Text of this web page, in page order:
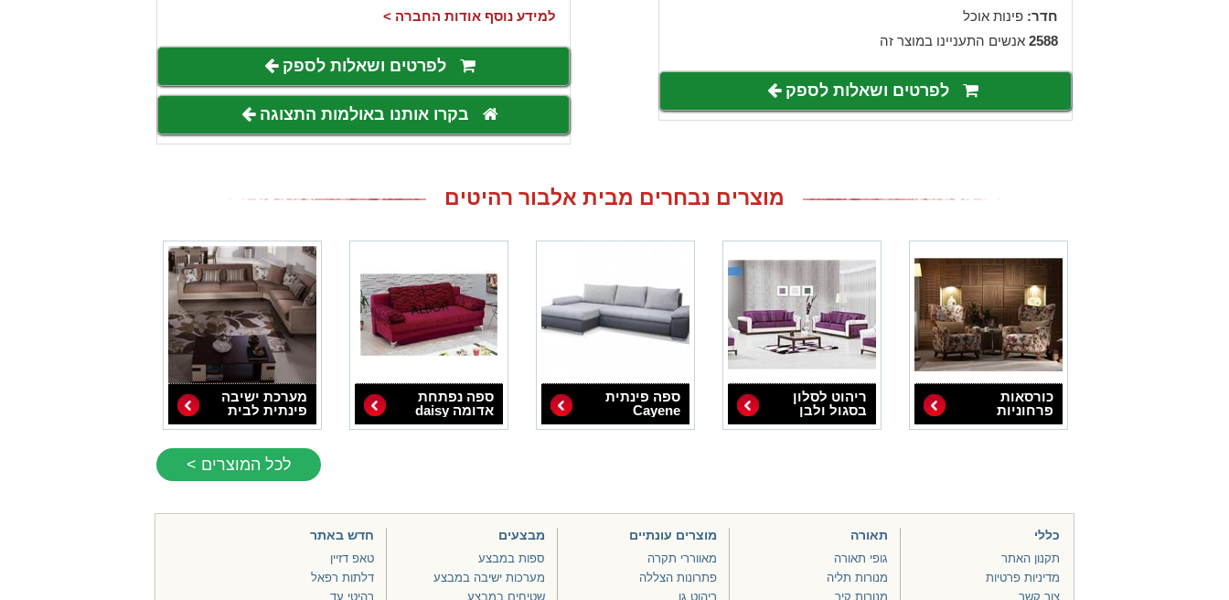
חדר: פינות אוכל
2588 אנשים התעניינו במוצר זה
לפרטים ושאלות לספק
למידע נוסף אודות החברה >
לפרטים ושאלות לספק
בקרו אותנו באולמות התצוגה
מוצרים נבחרים מבית אלבור רהיטים
כורסאות
פרחוניות
מעוצבות
ריהוט לסלון
בסגול ולבן
ספה פינתית
Cayene
ספה נפתחת
אדומה daisy
מערכת ישיבה
פינתית לבית
לכל המוצרים >
כללי
תקנון האתר
מדיניות פרטיות
צור קשר
תאורה
גופי תאורה
מנורות תליה
מנורות קיר
מוצרים עונתיים
מאווררי תקרה
פתרונות הצללה
ריהוט גן
מבצעים
ספות במבצע
מערכות ישיבה במבצע
שטיחים במבצע
חדש באתר
טאפ דזיין
דלתות רפאל
רהיטי עד